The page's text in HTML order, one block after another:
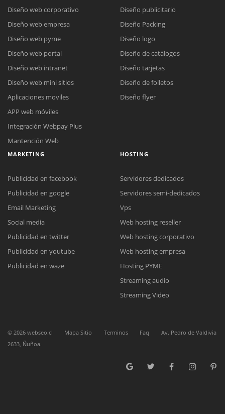
Reunión online
Nuestros ejecutivos le enviarán un correo electrónico con el enlace a
Meet para la reunión online.
Cotización
Complete el formulario y nos contactaremos a la brevedad.
Chat Online
para enviarnos un correo electrónico con sus datos personales.
Diseño web corporativo
Diseño web empresa
Diseño web pyme
Diseño web portal
Diseño web intranet
Diseño web mini sitios
Aplicaciones moviles
APP web móviles
Integración Webpay Plus
Mantención Web
Diseño publicitario
Diseño Packing
Diseño logo
Diseño de catálogos
Diseño tarjetas
Diseño de folletos
Diseño flyer
MARKETING
Publicidad en facebook
Publicidad en google
Email Marketing
Social media
Publicidad en twitter
Publicidad en youtube
Publicidad en waze
HOSTING
Servidores dedicados
Servidores semi-dedicados
Vps
Web hosting reseller
Web hosting corporativo
Web hosting empresa
Hosting PYME
Streaming audio
Streaming Video
© 2026 webseo.cl Mapa Sitio Terminos Faq
Av. Pedro de Valdivia
2633, Ñuñoa.